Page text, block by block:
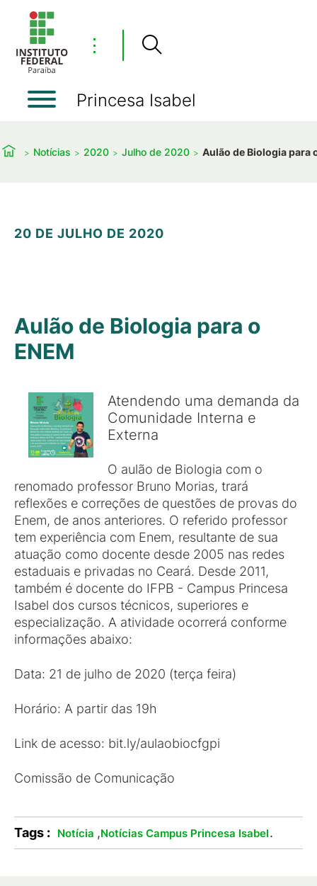
⋮
Princesa Isabel
Notícias 2020 Julho de 2020 Aulão de Biologia para
20 DE JULHO DE 2020
Aulão de Biologia para o
ENEM
Atendendo uma demanda da
Comunidade Interna e
Externa
O aulão de Biologia com o
renomado professor Bruno Morias, trará
reflexões e correções de questões de provas do
Enem, de anos anteriores. O referido professor
tem experiência com Enem, resultante de sua
atuação como docente desde 2005 nas redes
estaduais e privadas no Ceará. Desde 2011,
também é docente do IFPB - Campus Princesa
Isabel dos cursos técnicos, superiores e
especialização. A atividade ocorrerá conforme
informações abaixo:
Data: 21 de julho de 2020 (terça feira)
Horário: A partir das 19h
Link de acesso: bit.ly/aulaobiocfgpi
Comissão de Comunicação
Tags : Notícia ,Notícias Campus Princesa Isabel.